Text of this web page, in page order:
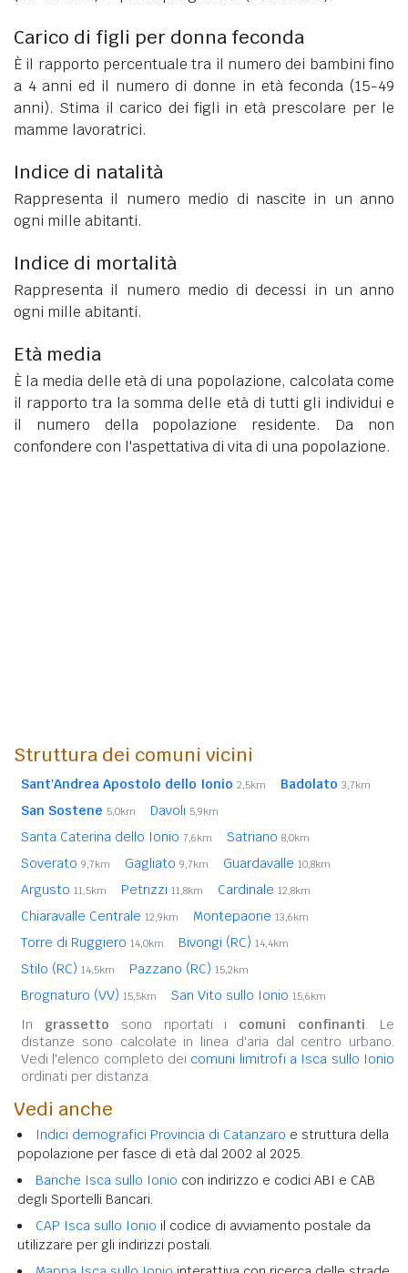
Carico di figli per donna feconda
È il rapporto percentuale tra il numero dei bambini fino
a 4 anni ed il numero di donne in età feconda (15-49
anni). Stima il carico dei figli in età prescolare per le
mamme lavoratrici.
Indice di natalità
Rappresenta il numero medio di nascite in un anno
ogni mille abitanti.
Indice di mortalità
Rappresenta il numero medio di decessi in un anno
ogni mille abitanti.
Età media
È la media delle età di una popolazione, calcolata come
il rapporto tra la somma delle età di tutti gli individui e
il numero della popolazione residente. Da non
confondere con l'aspettativa di vita di una popolazione.
Struttura dei comuni vicini
Sant'Andrea Apostolo dello Ionio 2,5km Badolato 3,7km
San Sostene 5,0km Davoli 5,9km
Santa Caterina dello Ionio 7,6km Satriano 8,0km
Soverato 9,7km Gagliato 9,7km Guardavalle 10,8km
Argusto 11,5km Petrizzi 11,8km Cardinale 12,8km
Chiaravalle Centrale 12,9km Montepaone 13,6km
Torre di Ruggiero 14,0km Bivongi (RC) 14,4km
Stilo (RC) 14,5km Pazzano (RC) 15,2km
Brognaturo (VV) 15,5km San Vito sullo Ionio 15,6km
In grassetto sono riportati i comuni confinanti. Le
distanze sono calcolate in linea d'aria dal centro urbano.
Vedi l'elenco completo dei comuni limitrofi a Isca sullo Ionio
ordinati per distanza.
Vedi anche
Indici demografici Provincia di Catanzaro e struttura della
popolazione per fasce di età dal 2002 al 2025.
Banche Isca sullo Ionio con indirizzo e codici ABI e CAB
degli Sportelli Bancari.
CAP Isca sullo Ionio il codice di avviamento postale da
utilizzare per gli indirizzi postali.